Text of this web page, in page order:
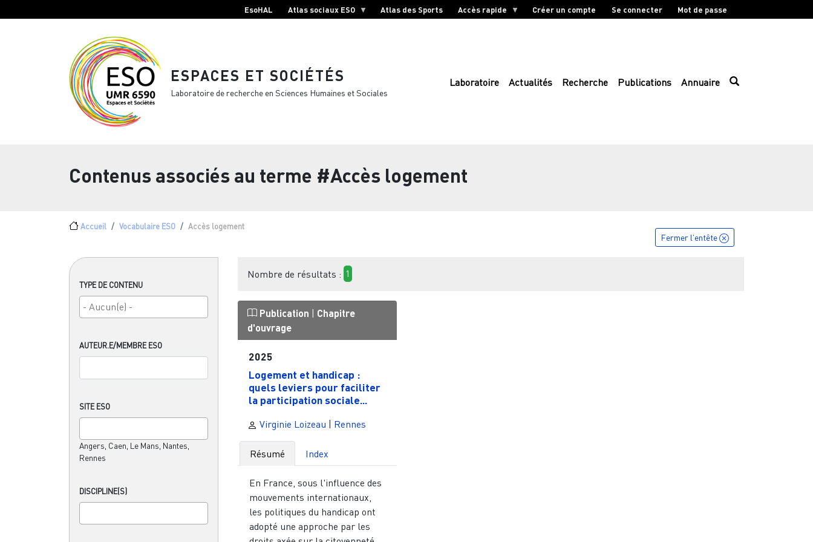
EsoHAL Atlas sociaux ESO Atlas des Sports Accès rapide Créer un compte Se connecter Mot de passe
ESPACES ET SOCIÉTÉS
Laboratoire de recherche en Sciences Humaines et Sociales
Laboratoire Actualités Recherche Publications Annuaire
Contenus associés au terme #Accès logement
Fil d'Ariane
Accueil Vocabulaire ESO Accès logement
TYPE DE CONTENU
AUTEUR.E/MEMBRE ESO
SITE ESO
Angers, Caen, Le Mans, Nantes,
Rennes
DISCIPLINE(S)
Fermer l'entête
Nombre de résultats : 1
Publication | Chapitre
d'ouvrage
2025
Logement et handicap :
quels leviers pour faciliter
la participation sociale...
Virginie Loizeau | Rennes
Résumé Index
En France, sous l'influence des
mouvements internationaux,
les politiques du handicap ont
adopté une approche par les